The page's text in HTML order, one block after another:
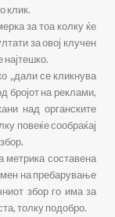
клик.
за тоа колку ќе
за овој клучен
најтешко.
„дали се кликнува
бројот на реклами,
над органските
повеќе сообраќај
метрика составена
на пребарување
збор го има за
толку подобро.